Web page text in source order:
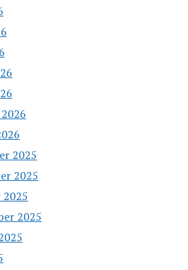
2025
2025
2025